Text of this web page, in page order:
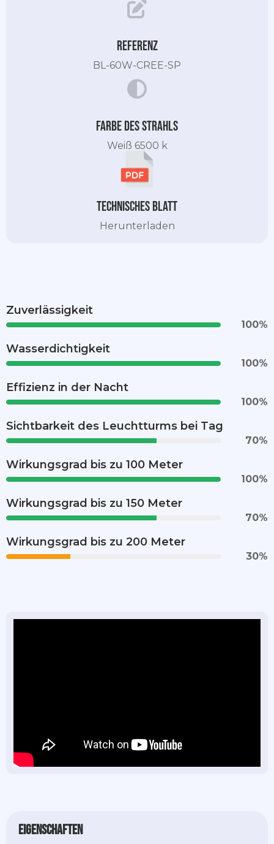
Referenz
BL-60W-CREE-SP
Farbe des Strahls
Weiß 6500 k
Technisches Blatt
Herunterladen
Zuverlässigkeit
100%
Wasserdichtigkeit
100%
Effizienz in der Nacht
100%
Sichtbarkeit des Leuchtturms bei Tag
70%
Wirkungsgrad bis zu 100 Meter
100%
Wirkungsgrad bis zu 150 Meter
70%
Wirkungsgrad bis zu 200 Meter
30%
Eigenschaften